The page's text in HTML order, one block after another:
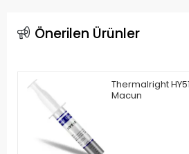
Önerilen Ürünler
Thermalright
Macun